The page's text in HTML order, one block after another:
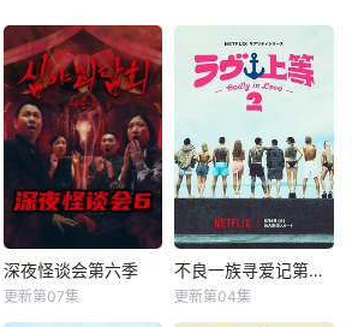
深夜怪谈会第六季
深夜怪谈会第六季
更新第07集
不良一族寻爱记第二季 不良一族寻爱记第二季
更新第04集